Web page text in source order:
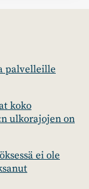
palvelleille
koko
ulkorajojen on
ei ole